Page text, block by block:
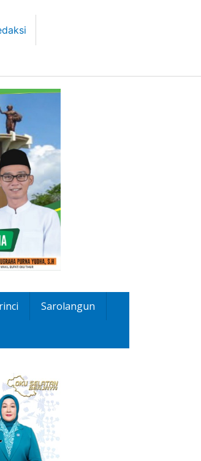
Sarolangun